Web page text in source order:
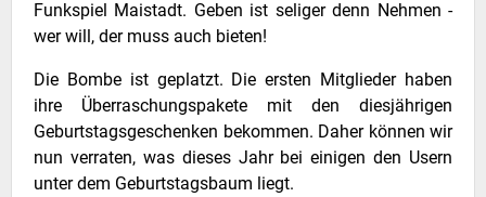
Funkspiel Maistadt. Geben ist seliger denn Nehmen -
wer will, der muss auch bieten!
Die Bombe ist geplatzt. Die ersten Mitglieder haben
ihre Überraschungspakete mit den diesjährigen
Geburtstagsgeschenken bekommen. Daher können wir
nun verraten, was dieses Jahr bei einigen den Usern
unter dem Geburtstagsbaum liegt.